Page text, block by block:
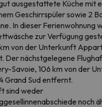
ausgestattete Küche mit
Geschirrspüler sowie 2
In dieser Ferienwohnung
zur Verfügung
von der Unterkunft
Der nächstgelegene
Savoie, 106 km von der
Grand Sud entfernt.
sind weder
noch